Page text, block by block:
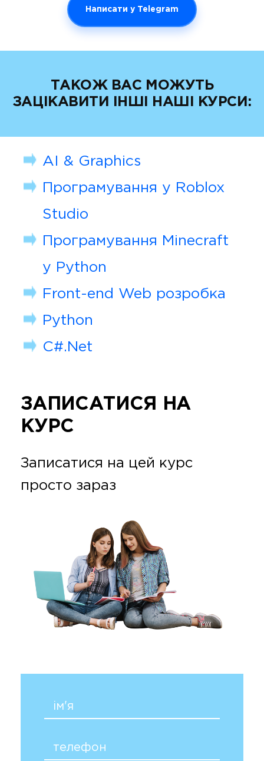
Написати у Telegram
ТАКОЖ ВАС МОЖУТЬ
ЗАЦІКАВИТИ ІНШІ НАШІ КУРСИ:
AI & Graphics
Програмування у Roblox
Studio
Програмування Minecraft
у Python
Front-end Web розробка
Python
C#.Net
ЗАПИСАТИСЯ НА
КУРС
Записатися на цей курс
просто зараз